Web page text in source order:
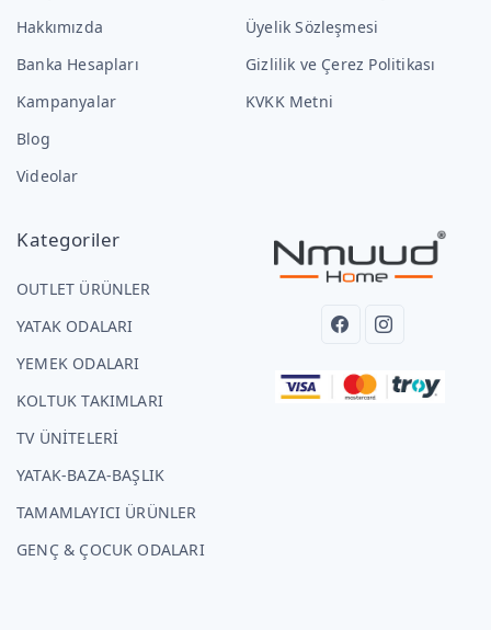
Hakkımızda
Banka Hesapları
Kampanyalar
Blog
Videolar
Üyelik Sözleşmesi
Gizlilik ve Çerez Politikası
KVKK Metni
Kategoriler
OUTLET ÜRÜNLER
YATAK ODALARI
YEMEK ODALARI
KOLTUK TAKIMLARI
TV ÜNİTELERİ
YATAK-BAZA-BAŞLIK
TAMAMLAYICI ÜRÜNLER
GENÇ & ÇOCUK ODALARI